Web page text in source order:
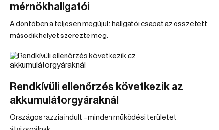
mérnökhallgatói
A döntőben a teljesen megújult hallgatói csapat az összetett
második helyet szerezte meg.
Rendkívüli ellenőrzés következik az
akkumulátorgyáraknál
Országos razzia indult – minden működési területet